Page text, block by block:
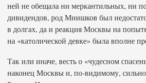
ней не обещала ни меркантильных, ни
дивидендов, род Мнишков был
в долгах, да и реакция Москвы на
на «католической девке» была вполне
Так или иначе, весть о «чудесном
наконец Москвы и, по-видимому,